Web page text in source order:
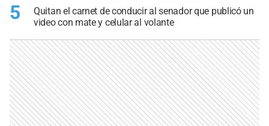
5
Quitan el carnet de conducir al senador que publicó un
video con mate y celular al volante